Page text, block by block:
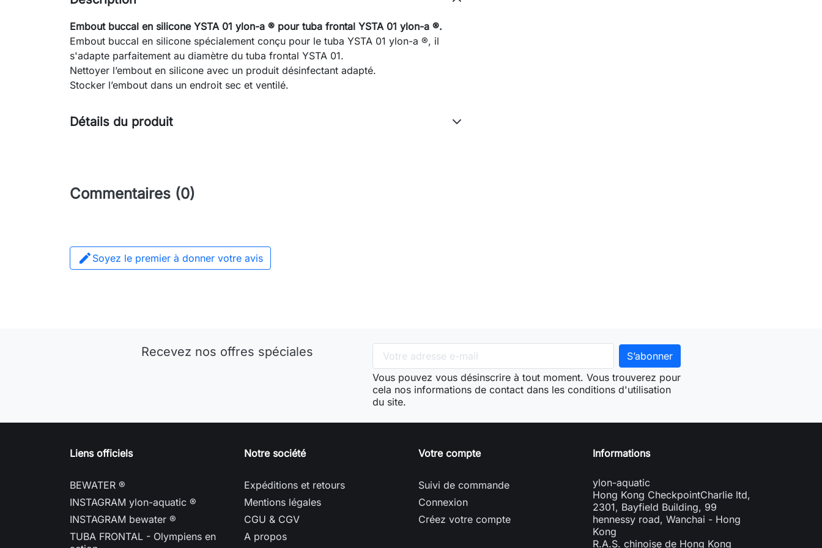
Embout buccal en silicone YSTA 01 ylon-a ® pour tuba frontal YSTA 01 ylon-a ®.
Embout buccal en silicone spécialement conçu pour le tuba YSTA 01 ylon-a ®, il
s'adapte parfaitement au diamètre du tuba frontal YSTA 01.
Nettoyer l’embout en silicone avec un produit désinfectant adapté.
Stocker l’embout dans un endroit sec et ventilé.
Détails du produit
Commentaires (0)
 Soyez le premier à donner votre avis
Recevez nos offres spéciales
Vous pouvez vous désinscrire à tout moment. Vous trouverez pour
cela nos informations de contact dans les conditions d'utilisation
du site.
Liens officiels
BEWATER ®
INSTAGRAM ylon-aquatic ®
INSTAGRAM bewater ®
TUBA FRONTAL - Olympiens en
Notre société
Expéditions et retours
Mentions légales
CGU & CGV
A propos
Votre compte
Suivi de commande
Connexion
Créez votre compte
Informations
ylon-aquatic
Hong Kong CheckpointCharlie ltd,
2301, Bayfield Building, 99
hennessy road, Wanchai - Hong
Kong
R.A.S. chinoise de Hong Kong